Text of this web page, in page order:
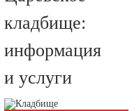
кладбище:
информация
и услуги